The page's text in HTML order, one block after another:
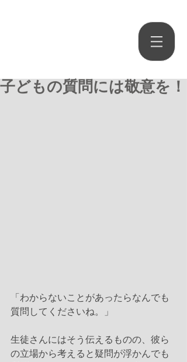
子どもの質問には敬意を！
「わからないことがあったらなんでも
質問してくださいね。」
生徒さんにはそう伝えるものの、彼ら
の立場から考えると疑問が浮かんでも